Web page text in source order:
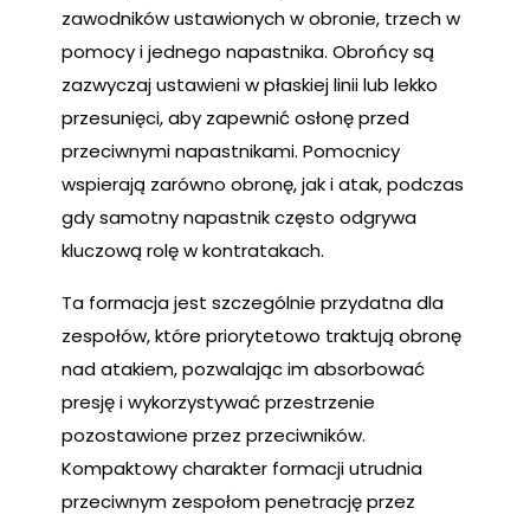
zawodników ustawionych w obronie, trzech w
pomocy i jednego napastnika. Obrońcy są
zazwyczaj ustawieni w płaskiej linii lub lekko
przesunięci, aby zapewnić osłonę przed
przeciwnymi napastnikami. Pomocnicy
wspierają zarówno obronę, jak i atak, podczas
gdy samotny napastnik często odgrywa
kluczową rolę w kontratakach.
Ta formacja jest szczególnie przydatna dla
zespołów, które priorytetowo traktują obronę
nad atakiem, pozwalając im absorbować
presję i wykorzystywać przestrzenie
pozostawione przez przeciwników.
Kompaktowy charakter formacji utrudnia
przeciwnym zespołom penetrację przez